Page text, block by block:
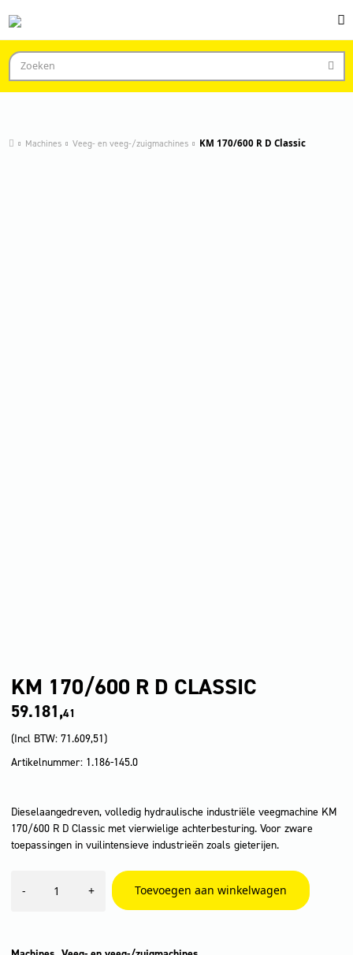
Machines Veeg- en veeg-/zuigmachines KM 170/600 R D Classic
KM 170/600 R D CLASSIC
59.181,41
(Incl BTW: 71.609,51)
Artikelnummer: 1.186-145.0
Dieselaangedreven, volledig hydraulische industriële veegmachine KM
170/600 R D Classic met vierwielige achterbesturing. Voor zware
toepassingen in vuilintensieve industrieën zoals gieterijen.
-
170/600
aantal
+ Toevoegen aan winkelwagen